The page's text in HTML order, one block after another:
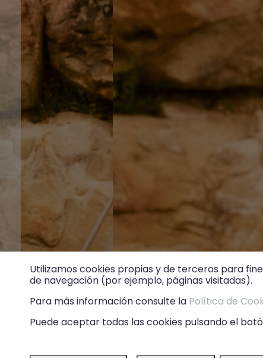
Utilizamos cookies propias y de terceros para
de navegación (por ejemplo, páginas visitadas).
Para más información consulte la Política de
Puede aceptar todas las cookies pulsando el